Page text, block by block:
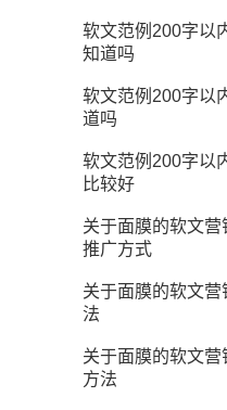
软文范例200字以
知道吗
软文范例200字以
道吗
软文范例200字以
比较好
关于面膜的软文
推广方式
关于面膜的软文
法
关于面膜的软文
方法